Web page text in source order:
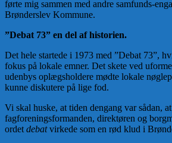
førte mig sammen med andre samfunds-
Brønderslev Kommune.
”Debat 73” en del af historien.
Det hele startede i 1973 med ”Debat 73”,
fokus på lokale emner. Det skete ved
udenbys oplægsholdere mødte lokale
kunne diskutere på lige fod.
Vi skal huske, at tiden dengang var sådan,
fagforeningsformanden, direktøren og
ordet debatvirkede som en rød klud i